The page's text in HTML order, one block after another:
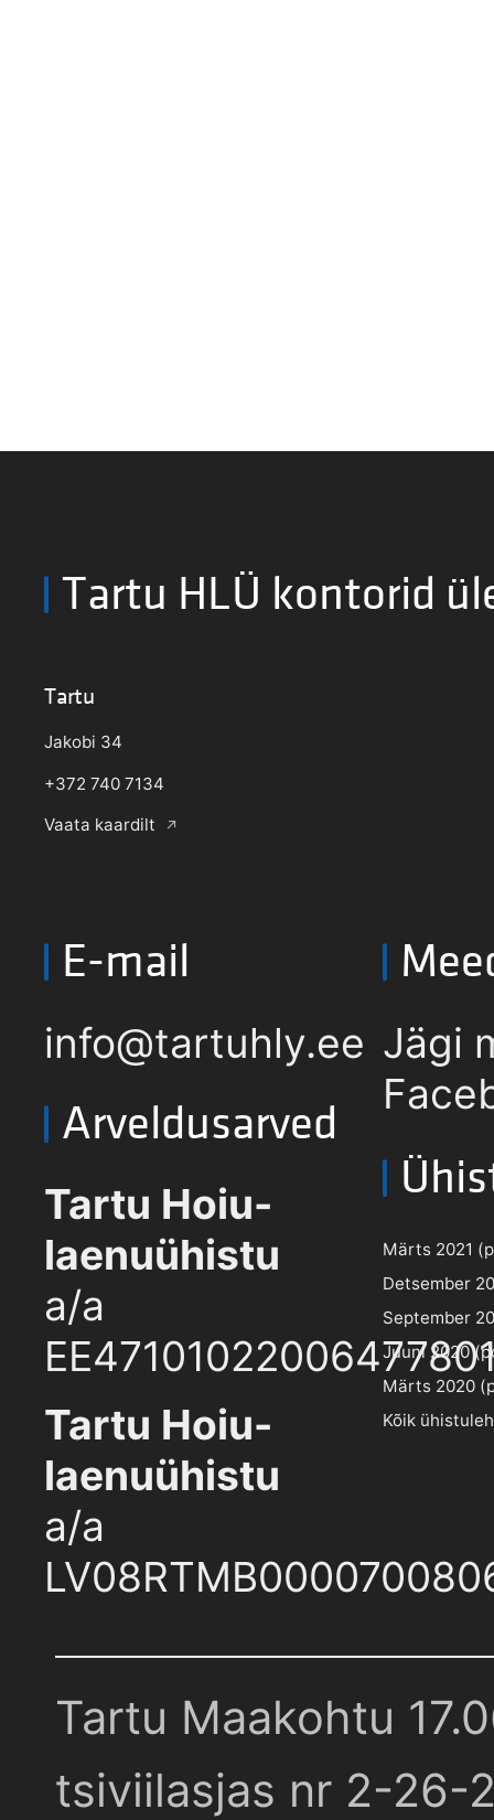
Tartu HLÜ kontorid
Tartu
Jakobi 34
+372 740 7134
Vaata kaardilt
E-mail
info@tartuhly.ee
Arveldusarved
Tartu Hoiu-
laenuühistu
a/a
Tartu Hoiu-
laenuühistu
a/a
Jägi
Märts 2021
Detsember
September
Juuni 2020
Märts 2020
Kõik
Tartu Maakohtu
tsiviilasjas nr 2-26-